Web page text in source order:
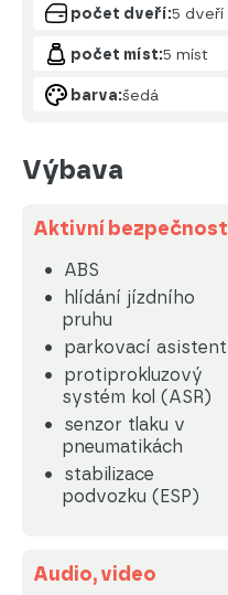
počet dveří:5 dveří
počet míst:5 míst
barva:šedá
Výbava
Aktivní bezpečnost
ABS
hlídání jízdního
pruhu
parkovací asistent
protiprokluzový
systém kol (ASR)
senzor tlaku v
pneumatikách
stabilizace
podvozku (ESP)
Audio, video